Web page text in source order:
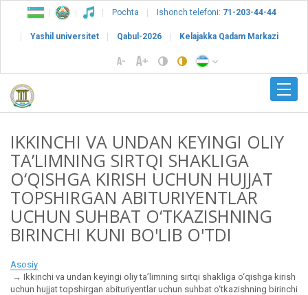
Pochta Ishonch telefoni: 71-203-44-44
Yashil universitet Qabul-2026 Kelajakka Qadam Markazi
IKKINCHI VA UNDAN KEYINGI OLIY
TAʼLIMNING SIRTQI SHAKLIGA
O‘QISHGA KIRISH UCHUN HUJJAT
TOPSHIRGAN ABITURIYENTLAR
UCHUN SUHBAT O‘TKAZISHNING
BIRINCHI KUNI BO'LIB O'TDI
Asosiy
Ikkinchi va undan keyingi oliy taʼlimning sirtqi shakliga o‘qishga kirish
uchun hujjat topshirgan abituriyentlar uchun suhbat o‘tkazishning birinchi